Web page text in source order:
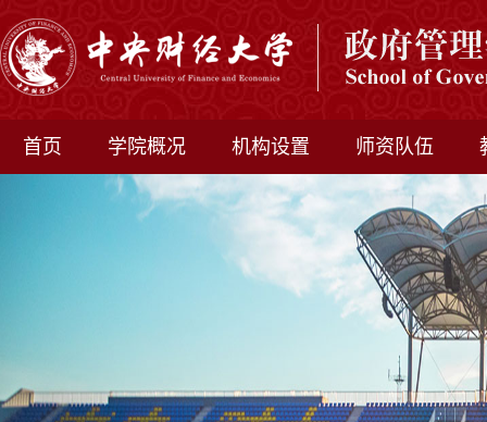
首页 学院概况 机构设置 师资队伍